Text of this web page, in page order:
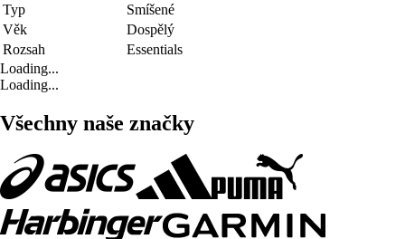
Typ
Smíšené
Věk
Dospělý
Rozsah
Essentials
Loading...
Loading...
Všechny naše značky